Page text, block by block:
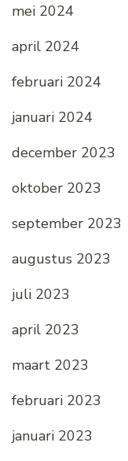
mei 2024
april 2024
februari 2024
januari 2024
december 2023
oktober 2023
september 2023
augustus 2023
juli 2023
april 2023
maart 2023
februari 2023
januari 2023